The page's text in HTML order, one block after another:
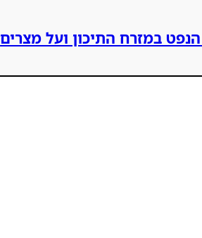
במזרח התיכון ועל מצרים